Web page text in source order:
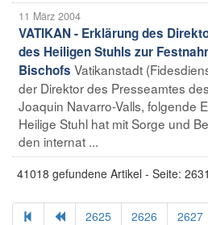
11 März 2004
VATIKAN - Erklärung des
des Heiligen Stuhls zur
Bischofs Vatikanstadt
der Direktor des Presseamtes
Joaquin Navarro-Valls, folgende
Heilige Stuhl hat mit Sorge und
den internat ...
41018 gefundene Artikel - Seite:
2625 2626 2627